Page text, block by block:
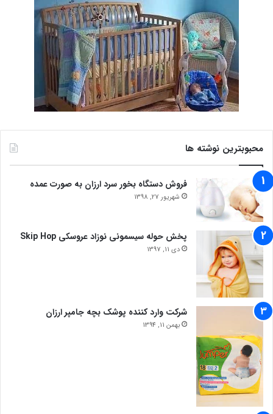
محبوبترین نوشته ها
فروش دستگاه بخور سرد ارزان به صورت عمده
شهریور 27, 1398
پخش حوله سیسمونی نوزاد عروسکی Skip Hop
دی 11, 1397
شرکت وارد کننده پوشک بچه جامپر ارزان
بهمن 11, 1394